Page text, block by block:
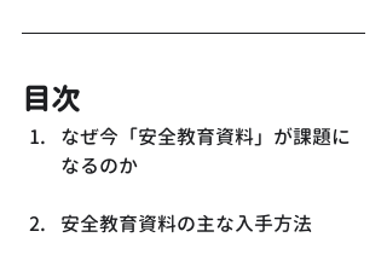
目次
なぜ今「安全教育資料」が課題に
なるのか
安全教育資料の主な入手方法